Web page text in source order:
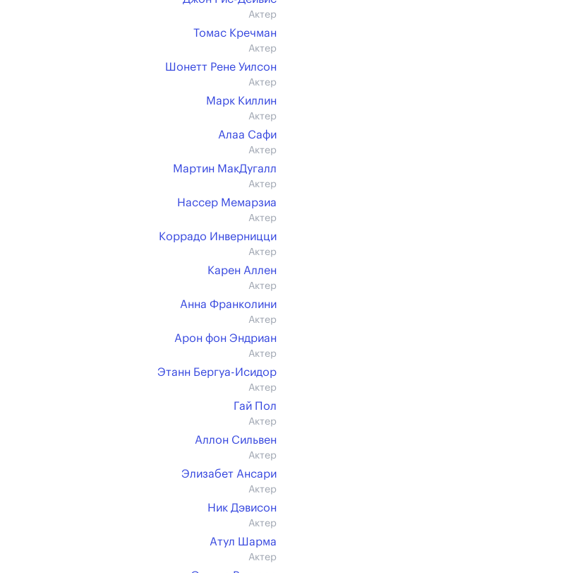
Актер
Томас Кречман
Актер
Шонетт Рене Уилсон
Актер
Марк Киллин
Актер
Алаа Сафи
Актер
Мартин МакДугалл
Актер
Нассер Мемарзиа
Актер
Коррадо Инверницци
Актер
Карен Аллен
Актер
Анна Франколини
Актер
Арон фон Эндриан
Актер
Этанн Бергуа-Исидор
Актер
Гай Пол
Актер
Аллон Сильвен
Актер
Элизабет Ансари
Актер
Ник Дэвисон
Актер
Атул Шарма
Актер